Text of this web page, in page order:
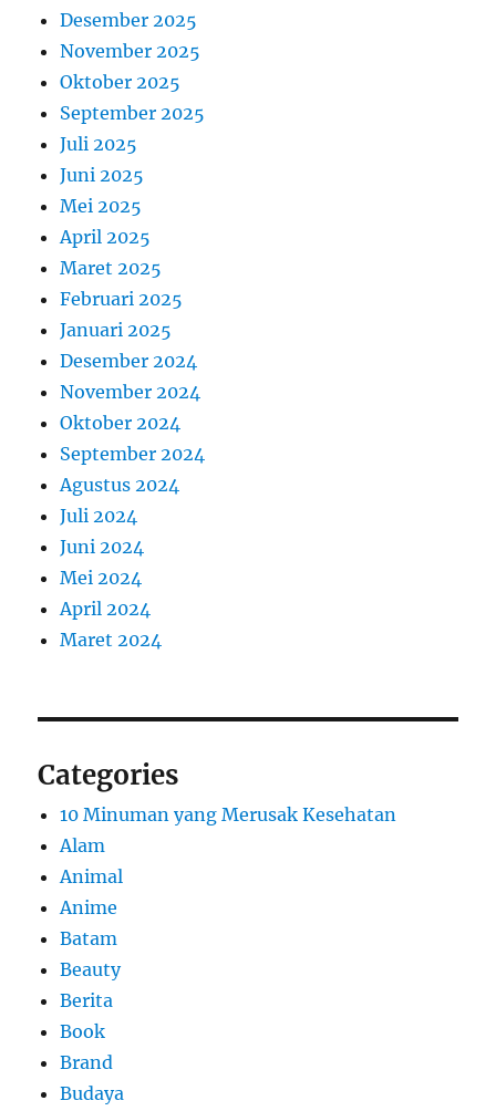
Desember 2025
November 2025
Oktober 2025
September 2025
Juli 2025
Juni 2025
Mei 2025
April 2025
Maret 2025
Februari 2025
Januari 2025
Desember 2024
November 2024
Oktober 2024
September 2024
Agustus 2024
Juli 2024
Juni 2024
Mei 2024
April 2024
Maret 2024
Categories
10 Minuman yang Merusak Kesehatan
Alam
Animal
Anime
Batam
Beauty
Berita
Book
Brand
Budaya